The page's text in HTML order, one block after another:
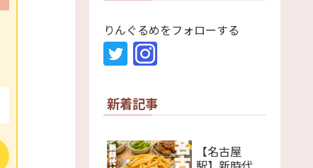
りんぐるめをフォローする
新着記事
【名古屋